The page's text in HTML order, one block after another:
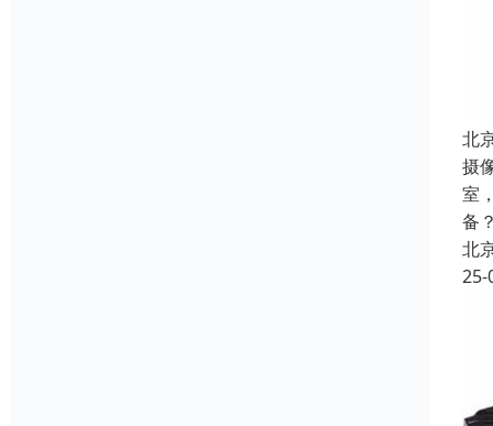
北
摄
室
备
北
25-